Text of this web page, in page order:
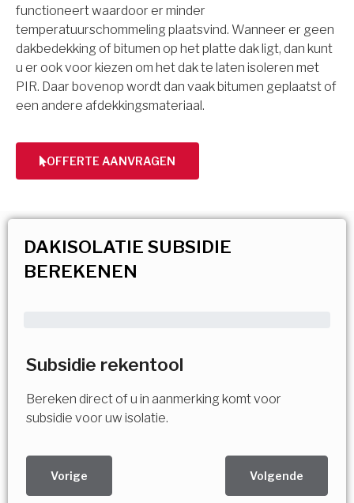
functioneert waardoor er minder
temperatuurschommeling plaatsvind. Wanneer er geen
dakbedekking of bitumen op het platte dak ligt, dan kunt
u er ook voor kiezen om het dak te laten isoleren met
PIR. Daar bovenop wordt dan vaak bitumen geplaatst of
een andere afdekkingsmateriaal.
OFFERTE AANVRAGEN
DAKISOLATIE SUBSIDIE
BEREKENEN
Subsidie rekentool
Bereken direct of u in aanmerking komt voor
subsidie voor uw isolatie.
Vorige Volgende